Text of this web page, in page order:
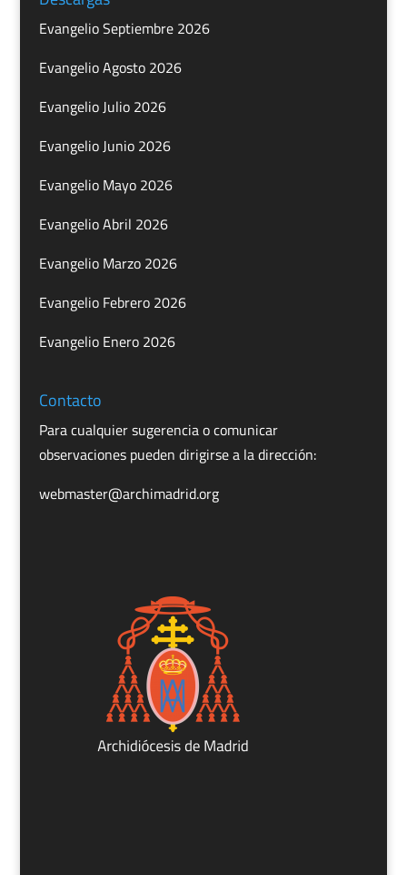
Evangelio Septiembre 2026
Evangelio Agosto 2026
Evangelio Julio 2026
Evangelio Junio 2026
Evangelio Mayo 2026
Evangelio Abril 2026
Evangelio Marzo 2026
Evangelio Febrero 2026
Evangelio Enero 2026
Contacto
Para cualquier sugerencia o comunicar
observaciones pueden dirigirse a la dirección:
webmaster@archimadrid.org